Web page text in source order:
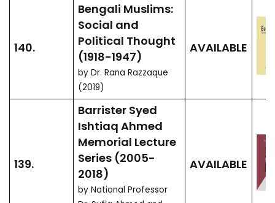
দ্বিতীয় খন্ড- সমাজ অর্থনীতি সংস্কৃতি
by আবদুল মমিন চৌধুরী (সম্পাদক)
History of
Bangladesh:
Sultanate and
Mughal Periods
(c. 1200 to 1800
CE) (2 Vols.)
by Abdul Momin
Chowdhury (Editor)
(2020)